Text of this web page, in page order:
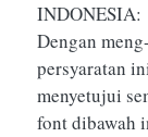
INDONESIA:
Dengan
persyaratan
menyetujui
font dibawah